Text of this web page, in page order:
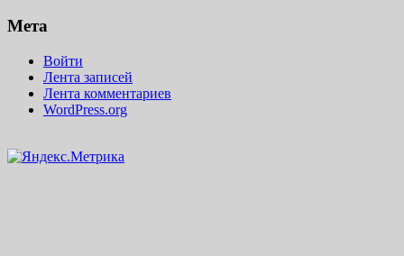
Мета
Войти
Лента записей
Лента комментариев
WordPress.org